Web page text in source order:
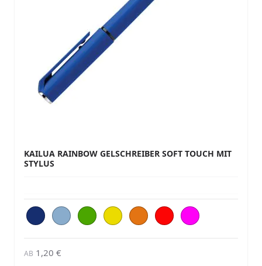
KAILUA RAINBOW GELSCHREIBER SOFT TOUCH MIT
STYLUS
AB 1,20 €